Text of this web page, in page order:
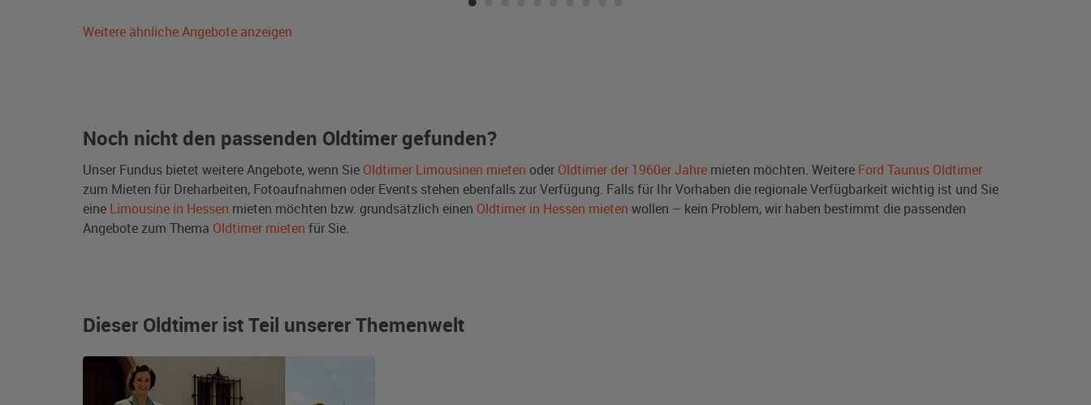
Weitere ähnliche Angebote anzeigen
Noch nicht den passenden Oldtimer gefunden?
Unser Fundus bietet weitere Angebote, wenn Sie Oldtimer Limousinen mieten oder Oldtimer der 1960er Jahre mieten möchten. Weitere Ford Taunus Oldtimer
zum Mieten für Dreharbeiten, Fotoaufnahmen oder Events stehen ebenfalls zur Verfügung. Falls für Ihr Vorhaben die regionale Verfügbarkeit wichtig ist und Sie
eine Limousine in Hessen mieten möchten bzw. grundsätzlich einen Oldtimer in Hessen mieten wollen – kein Problem, wir haben bestimmt die passenden
Angebote zum Thema Oldtimer mieten für Sie.
Dieser Oldtimer ist Teil unserer Themenwelt